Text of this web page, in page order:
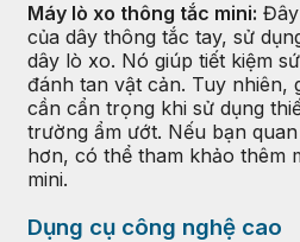
Máy lò xo thông tắc mini:
của dây thông tắc tay, sử
dây lò xo. Nó giúp tiết kiệm
đánh tan vật cản. Tuy nhiên,
cần cẩn trọng khi sử dụng
trường ẩm ướt. Nếu bạn
hơn, có thể tham khảo thêm
mini.
Dụng cụ công nghệ cao